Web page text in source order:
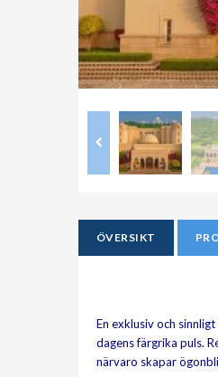
ÖVERSIKT
En exklusiv och
dagens färgrika puls.
närvaro skapar